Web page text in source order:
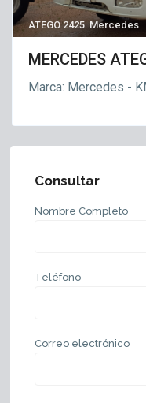
ATEGO 2425,Mercedes
MERCEDES
Marca: Mercedes -
Consultar
Nombre Completo
Teléfono
Correo electrónico